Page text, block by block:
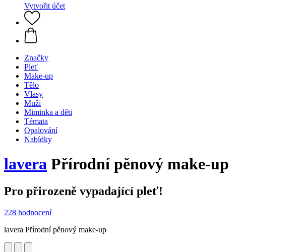
Vytvořit účet
Značky
Pleť
Make-up
Tělo
Vlasy
Muži
Miminka a děti
Témata
Opalování
Nabídky
lavera Přírodní pěnový make-up
Pro přirozeně vypadající pleť!
228 hodnocení
lavera Přírodní pěnový make-up